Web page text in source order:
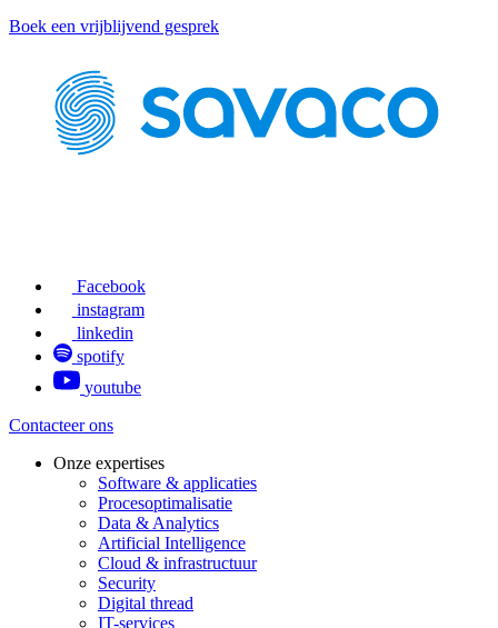
Boek een vrijblijvend gesprek
Facebook
instagram
linkedin
spotify
youtube
Contacteer ons
Onze expertises
Software & applicaties
Procesoptimalisatie
Data & Analytics
Artificial Intelligence
Cloud & infrastructuur
Security
Digital thread
IT-services